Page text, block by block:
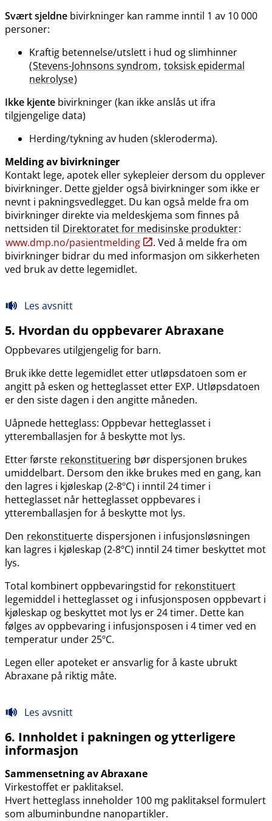
Svært sjeldne bivirkninger kan ramme inntil 1 av 10 000
personer:
Kraftig betennelse​/​utslett i hud og slimhinner
(Stevens-Johnsons syndrom, toksisk epidermal
nekrolyse)
Ikke kjente bivirkninger (kan ikke anslås ut ifra
tilgjengelige data)
Herding​/​tykning av huden (skleroderma).
Melding av bivirkninger
Kontakt lege, apotek eller sykepleier dersom du opplever
bivirkninger. Dette gjelder også bivirkninger som ikke er
nevnt i pakningsvedlegget. Du kan også melde fra om
bivirkninger direkte via meldeskjema som finnes på
nettsiden til Direktoratet for medisinske produkter:
www.dmp.no​/​pasientmelding
. Ved å melde fra om
bivirkninger bidrar du med informasjon om sikkerheten
ved bruk av dette legemidlet.
Les avsnitt
5. Hvordan du oppbevarer Abraxane
Oppbevares utilgjengelig for barn.
Bruk ikke dette legemidlet etter utløpsdatoen som er
angitt på esken og hetteglasset etter EXP. Utløpsdatoen
er den siste dagen i den angitte måneden.
Uåpnede hetteglass: Oppbevar hetteglasset i
ytteremballasjen for å beskytte mot lys.
Etter første rekonstituering bør dispersjonen brukes
umiddelbart. Dersom den ikke brukes med en gang, kan
den lagres i kjøleskap (2-8ºC) i inntil 24 timer i
hetteglasset når hetteglasset oppbevares i
ytteremballasjen for å beskytte mot lys.
Den rekonstituerte dispersjonen i infusjonsløsningen
kan lagres i kjøleskap (2-8ºC) inntil 24 timer beskyttet mot
lys.
Total kombinert oppbevaringstid for rekonstituert
legemiddel i hetteglasset og i infusjonsposen oppbevart i
kjøleskap og beskyttet mot lys er 24 timer. Dette kan
følges av oppbevaring i infusjonsposen i 4 timer ved en
temperatur under 25ºC.
Legen eller apoteket er ansvarlig for å kaste ubrukt
Abraxane på riktig måte.
Les avsnitt
6. Innholdet i pakningen og ytterligere
informasjon
Sammensetning av Abraxane
Virkestoffet er paklitaksel.
Hvert hetteglass inneholder 100 mg paklitaksel formulert
som albuminbundne nanopartikler.